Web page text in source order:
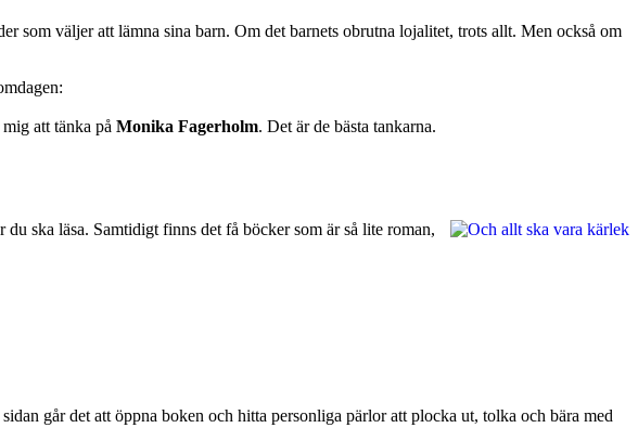
som väljer att lämna sina barn. Om det barnets obrutna lojalitet, trots allt. Men också om
att tänka på Monika Fagerholm. Det är de bästa tankarna.
ska läsa. Samtidigt finns det få böcker som är så lite roman,
går det att öppna boken och hitta personliga pärlor att plocka ut, tolka och bära med